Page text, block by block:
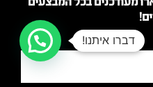
דברו איתנו!